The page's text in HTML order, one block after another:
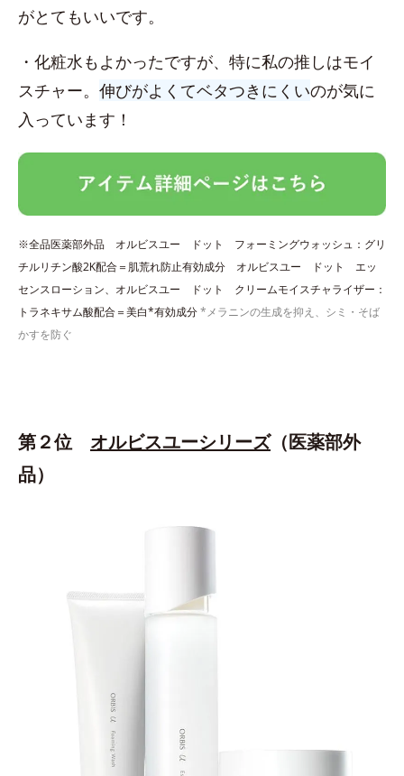
がとてもいいです。
・化粧水もよかったですが、特に私の推しはモイ
スチャー。 伸びがよくてベタつきにくいのが気に
入っています！
※全品医薬部外品 オルビスユー ドット フォーミングウォッシュ：グリ
チルリチン酸2K配合＝肌荒れ防止有効成分 オルビスユー ドット エッ
センスローション、オルビスユー ドット クリームモイスチャライザー：
トラネキサム酸配合＝美白*有効成分*メラニンの生成を抑え、シミ・そば
かすを防ぐ
第２位 オルビスユーシリーズ（医薬部外
品）